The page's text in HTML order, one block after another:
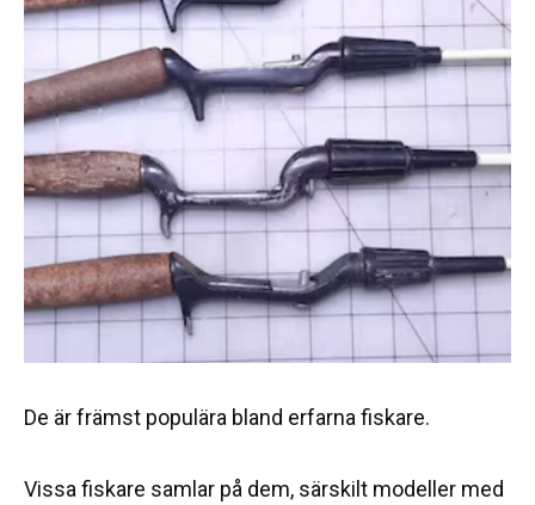
De är främst populära bland erfarna fiskare.
Vissa fiskare samlar på dem, särskilt modeller med